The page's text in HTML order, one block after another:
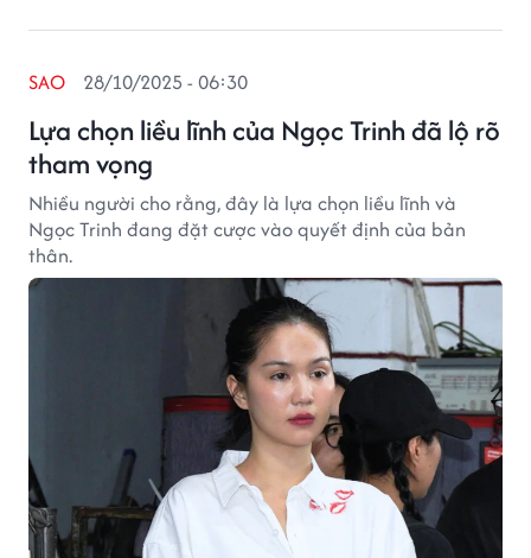
Lựa chọn liều lĩnh của Ngọc Trinh đã lộ rõ
tham vọng
SAO 28/10/2025 - 06:30
Nhiều người cho rằng, đây là lựa chọn liều lĩnh và
Ngọc Trinh đang đặt cược vào quyết định của bản
thân.